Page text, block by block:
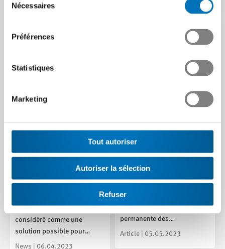
Nécessaires
Préférences
Statistiques
Marketing
Tout autoriser
Autoriser la sélection
Refuser
La connectivité des
machines dans la
branche des machines-
outils
Le fait de non seulement
surveiller toute la production
à l’aide d’une connectivité
permanente des…
Article | 05.05.2023
trendsetting » ? 5
questions sur l’« usine
verticale »
production verticale est
considéré comme une
solution possible pour…
News | 06.04.2023